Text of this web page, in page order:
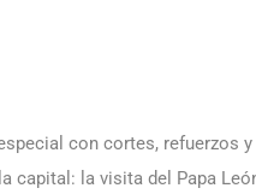
con cortes, refuerzos
capital: la visita del Papa